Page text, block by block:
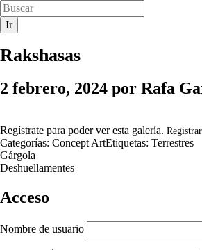
Rakshasas
2 febrero, 2024 por Rafa
Regístrate para poder ver esta galería.
Categorías: Concept ArtEtiquetas: Terrestres
Gárgola
Deshuellamentes
Acceso
Nombre de usuario